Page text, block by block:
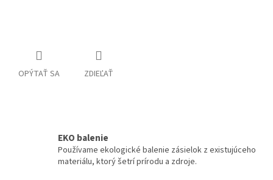
OPÝTAŤ SA ZDIEĽAŤ
EKO balenie
Používame ekologické balenie zásielok z existujúceho
materiálu, ktorý šetrí prírodu a zdroje.